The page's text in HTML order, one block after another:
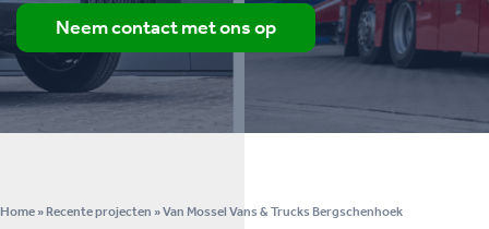
Neem contact met ons op
Home » Recente projecten »Van Mossel Vans & Trucks Bergschenhoek